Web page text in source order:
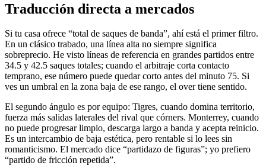
Traducción directa a mercados
Si tu casa ofrece “total de saques de banda”, ahí está el primer filtro.
En un clásico trabado, una línea alta no siempre significa
sobreprecio. He visto líneas de referencia en grandes partidos entre
34.5 y 42.5 saques totales; cuando el arbitraje corta contacto
temprano, ese número puede quedar corto antes del minuto 75. Si
ves un umbral en la zona baja de ese rango, el over tiene sentido.
El segundo ángulo es por equipo: Tigres, cuando domina territorio,
fuerza más salidas laterales del rival que córners. Monterrey, cuando
no puede progresar limpio, descarga largo a banda y acepta reinicio.
Es un intercambio de baja estética, pero rentable si lo lees sin
romanticismo. El mercado dice “partidazo de figuras”; yo prefiero
“partido de fricción repetida”.